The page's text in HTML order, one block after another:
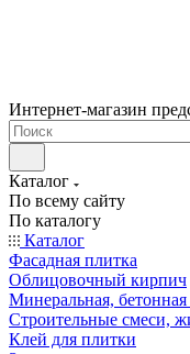
Интернет-магазин
Каталог
По всему сайту
По каталогу
Каталог
Фасадная плитка
Облицовочный кирпич
Минеральная, бетонная
Строительные смеси,
Клей для плитки